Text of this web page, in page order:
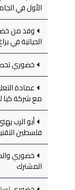
الأول في
وفد من
الحياتية في
خضوري
عمادة
مع شركة كيا
أبو الرب
فلسطين
خضوري
المشترك